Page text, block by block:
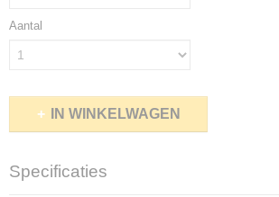
Aantal
IN WINKELWAGEN
Specificaties